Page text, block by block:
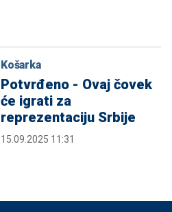
Košarka
Potvrđeno - Ovaj čovek
će igrati za
reprezentaciju Srbije
15.09.2025 11:31